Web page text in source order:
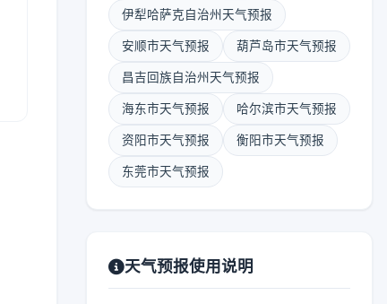
伊犁哈萨克自治州天气预报
安顺市天气预报 葫芦岛市天气预报
昌吉回族自治州天气预报
海东市天气预报 哈尔滨市天气预报
资阳市天气预报 衡阳市天气预报
东莞市天气预报
天气预报使用说明